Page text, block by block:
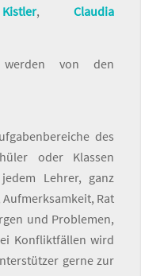
,Claudia
werden von den
des
oder Klassen
Lehrer, ganz
Rat
und Problemen,
Konfliktfällen wird
gerne zur